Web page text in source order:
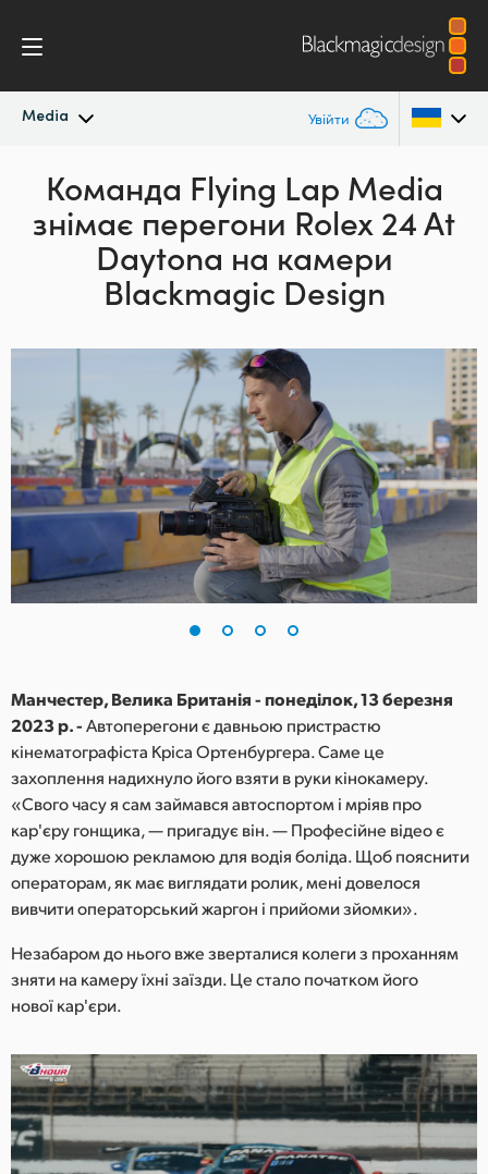
Media Увійти
Останні новини
Архів новин
Галерея зображень
Australia
Austria
China
Denmark
Finland
France
Germany
India
Japan
Korea
Mexico
Netherlands
Norway
Poland
Portugal
Команда Flying Lap Media
знімає перегони Rolex 24 At
Daytona на камери
Blackmagic Design
Манчестер, Велика Британія - понеділок, 13 березня
2023 р. -Автоперегони є давньою пристрастю
кінематографіста Кріса Ортенбургера. Саме це
захоплення надихнуло його взяти в руки кінокамеру.
«Свого часу я сам займався автоспортом і мріяв про
кар'єру гонщика, — пригадує він. — Професійне відео є
дуже хорошою рекламою для водія боліда. Щоб пояснити
операторам, як має виглядати ролик, мені довелося
вивчити операторський жаргон і прийоми зйомки».
Незабаром до нього вже зверталися колеги з проханням
зняти на камеру їхні заїзди. Це стало початком його
нової кар'єри.